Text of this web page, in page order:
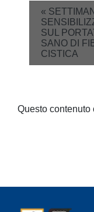
Event
«
SUL
SANO DI
CISTICA
Questo